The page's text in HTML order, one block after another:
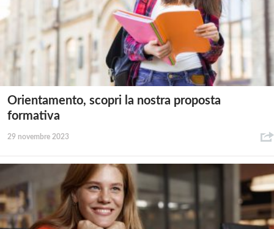
Orientamento, scopri la nostra proposta
formativa
29 novembre 2023